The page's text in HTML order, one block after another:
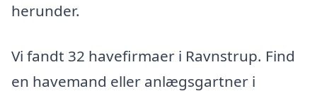
herunder.
Vi fandt 32 havefirmaer i Ravnstrup. Find
en havemand eller anlægsgartner i